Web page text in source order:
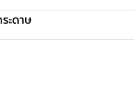
ะดาษ